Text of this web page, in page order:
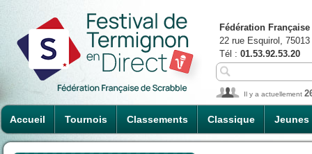
Accueil Tournois Classements Classique Jeunes
Fédération
22 rue Esquirol,
Tél : 01.53.92.53.20
Il y a actuellement